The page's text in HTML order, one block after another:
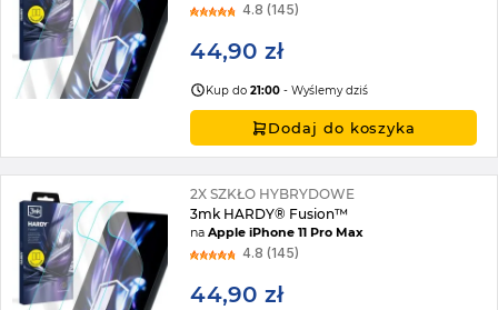
4.8 (145)
44,90 zł
Kup do21:00 - Wyślemy dziś
Dodaj do koszyka
2X SZKŁO HYBRYDOWE
3mk HARDY® Fusion™
naApple iPhone 11 Pro Max
4.8 (145)
44,90 zł